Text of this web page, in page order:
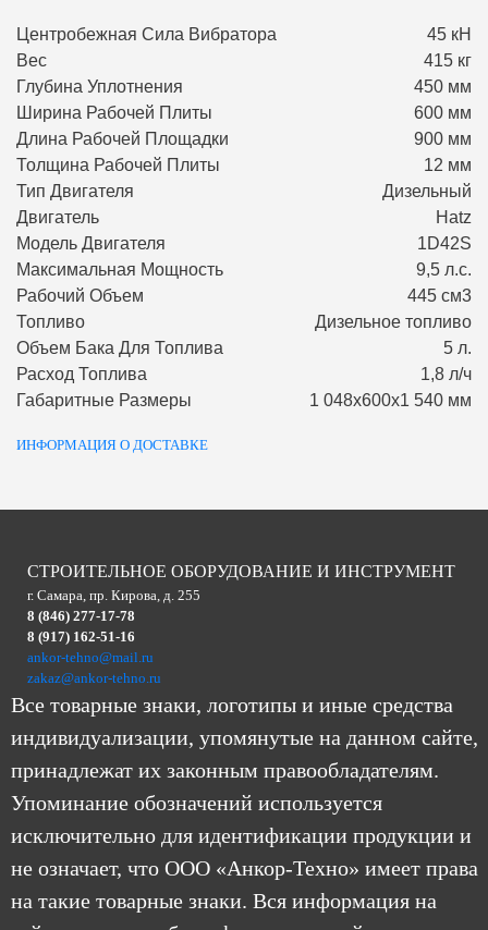
Центробежная Сила Вибратора
45 кН
Вес
415 кг
Глубина Уплотнения
450 мм
Ширина Рабочей Плиты
600 мм
Длина Рабочей Площадки
900 мм
Толщина Рабочей Плиты
12 мм
Тип Двигателя
Дизельный
Двигатель
Hatz
Модель Двигателя
1D42S
Максимальная Мощность
9,5 л.с.
Рабочий Объем
445 см3
Топливо
Дизельное топливо
Объем Бака Для Топлива
5 л.
Расход Топлива
1,8 л/ч
Габаритные Размеры
1 048х600х1 540 мм
ИНФОРМАЦИЯ О ДОСТАВКЕ
СТРОИТЕЛЬНОЕ ОБОРУДОВАНИЕ И ИНСТРУМЕНТ
г. Самара, пр. Кирова, д. 255
8 (846) 277-17-78
8 (917) 162-51-16
ankor-tehno@mail.ru
zakaz@ankor-tehno.ru
Все товарные знаки, логотипы и иные средства
индивидуализации, упомянутые на данном сайте,
принадлежат их законным правообладателям.
Упоминание обозначений используется
исключительно для идентификации продукции и
не означает, что ООО «Анкор-Техно» имеет права
на такие товарные знаки. Вся информация на